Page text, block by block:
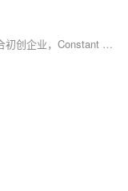
本文对比了8个热门邮件营销平台：Aoksend适合初创企业，Constant Contact用户友好，Sendinblue提供多元营销服务，GetResponse功能全面，蜂邮EDM适合大规模活动，MailerLite价格实惠，Campaign Monitor专业定制，ActiveCampaign侧重营销自动化。选择时应考虑自身需求和预算。